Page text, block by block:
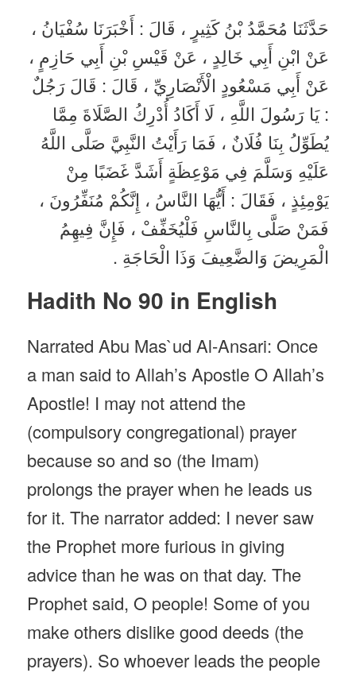
حَدَّثَنَا مُحَمَّدُ بْنُ كَثِيرٍ ، قَالَ : أَخْبَرَنَا سُفْيَانُ ،
عَنْ ابْنِ أَبِي خَالِدٍ ، عَنْ قَيْسِ بْنِ أَبِي حَازِمٍ ،
عَنْ أَبِي مَسْعُودٍ الْأَنْصَارِيِّ ، قَالَ : قَالَ رَجُلٌ
: يَا رَسُولَ اللَّهِ ، لَا أَكَادُ أُدْرِكُ الصَّلَاةَ مِمَّا
يُطَوِّلُ بِنَا فُلَانٌ ، فَمَا رَأَيْتُ النَّبِيَّ صَلَّى اللَّهُ
عَلَيْهِ وَسَلَّمَ فِي مَوْعِظَةٍ أَشَدَّ غَضَبًا مِنْ
يَوْمِئِذٍ ، فَقَالَ : أَيُّهَا النَّاسُ ، إِنَّكُمْ مُنَفِّرُونَ ،
فَمَنْ صَلَّى بِالنَّاسِ فَلْيُخَفِّفْ ، فَإِنَّ فِيهِمُ
الْمَرِيضَ وَالضَّعِيفَ وَذَا الْحَاجَةِ .
Hadith No 90 in English
Narrated Abu Mas`ud Al-Ansari: Once
a man said to Allah’s Apostle O Allah’s
Apostle! I may not attend the
(compulsory congregational) prayer
because so and so (the Imam)
prolongs the prayer when he leads us
for it. The narrator added: I never saw
the Prophet more furious in giving
advice than he was on that day. The
Prophet said, O people! Some of you
make others dislike good deeds (the
prayers). So whoever leads the people